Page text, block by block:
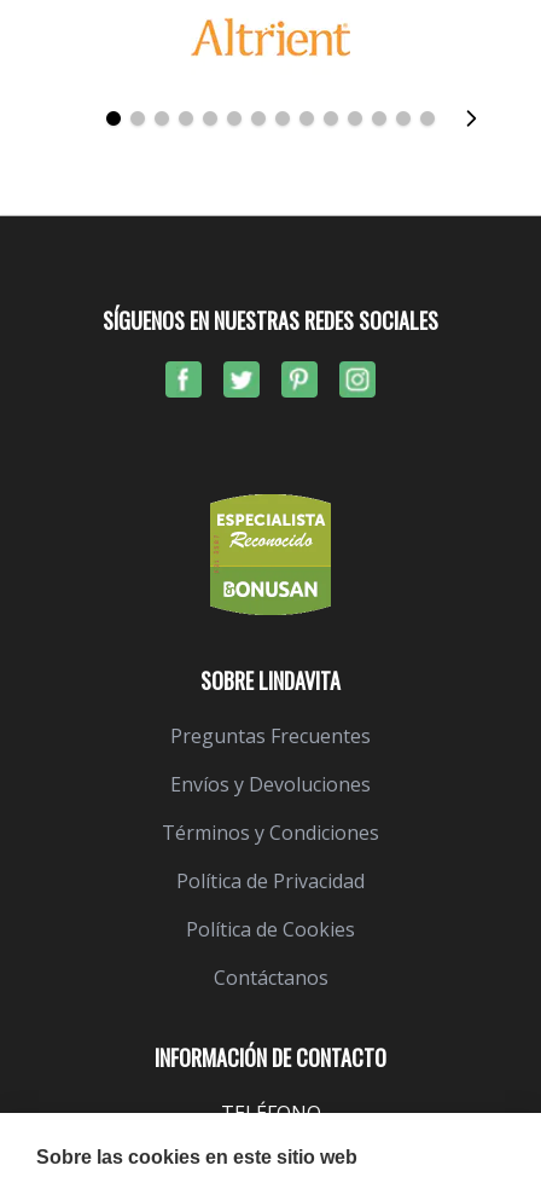
INFORMACIÓN DE CONTACTO
TELÉFONO
SOBRE LINDAVITA
Preguntas Frecuentes
Envíos y Devoluciones
Términos y Condiciones
Política de Privacidad
Política de Cookies
Contáctanos
SÍGUENOS EN NUESTRAS REDES SOCIALES
Sobre las cookies en este sitio web